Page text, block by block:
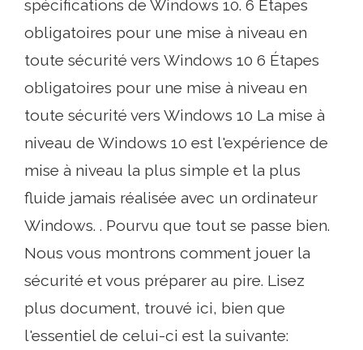
spécifications de Windows 10. 6 Étapes
obligatoires pour une mise à niveau en
toute sécurité vers Windows 10 6 Étapes
obligatoires pour une mise à niveau en
toute sécurité vers Windows 10 La mise à
niveau de Windows 10 est l'expérience de
mise à niveau la plus simple et la plus
fluide jamais réalisée avec un ordinateur
Windows. . Pourvu que tout se passe bien.
Nous vous montrons comment jouer la
sécurité et vous préparer au pire. Lisez
plus document, trouvé ici, bien que
l'essentiel de celui-ci est la suivante: